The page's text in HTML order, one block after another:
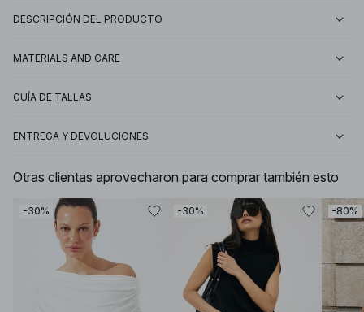
DESCRIPCIÓN DEL PRODUCTO
MATERIALS AND CARE
GUÍA DE TALLAS
ENTREGA Y DEVOLUCIONES
Otras clientas aprovecharon para comprar también esto
-30% -30% -80%